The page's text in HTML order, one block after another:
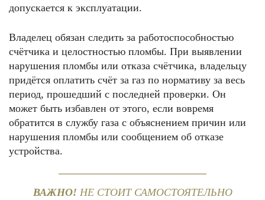
допускается к эксплуатации.
Владелец обязан следить за работоспособностью
счётчика и целостностью пломбы. При выявлении
нарушения пломбы или отказа счётчика, владельцу
придётся оплатить счёт за газ по нормативу за весь
период, прошедший с последней проверки. Он
может быть избавлен от этого, если вовремя
обратится в службу газа с объяснением причин или
нарушения пломбы или сообщением об отказе
устройства.
ВАЖНО! НЕ СТОИТ САМОСТОЯТЕЛЬНО